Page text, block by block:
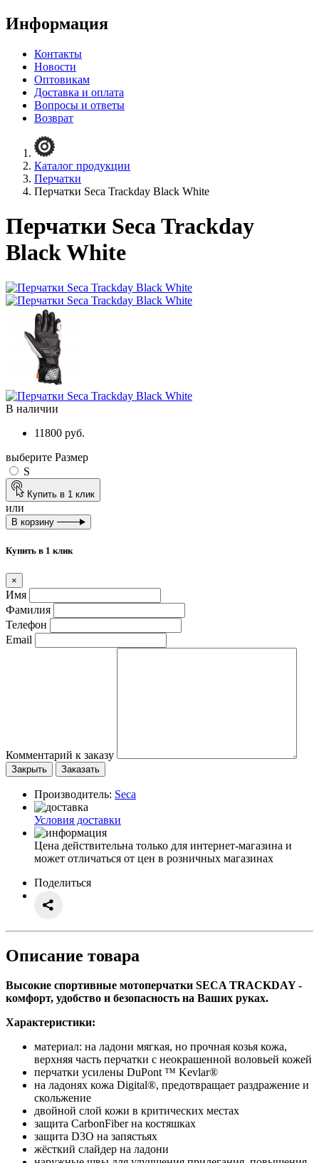
Информация
Контакты
Новости
Оптовикам
Доставка и оплата
Вопросы и ответы
Возврат
Каталог продукции
Перчатки
Перчатки Seca Trackday Black White
Перчатки Seca Trackday
Black White
В наличии
11800 руб.
выберите Размер
S
Купить в 1 клик
или
В корзину
Купить в 1 клик
×
Имя
Фамилия
Телефон
Email
Комментарий к заказу
Закрыть Заказать
Производитель: Seca
Условия доставки
Цена действительна только для интернет-магазина и
может отличаться от цен в розничных магазинах
Поделиться
Описание товара
Высокие спортивные мотоперчатки SECA TRACKDAY -
комфорт, удобство и безопасность на Ваших руках.
Характеристики:
материал: на ладони мягкая, но прочная козья кожа,
верхняя часть перчатки с неокрашенной воловьей кожей
перчатки усилены DuPont ™ Kevlar®
на ладонях кожа Digital®, предотвращает раздражение и
скольжение
двойной слой кожи в критических местах
защита CarbonFiber на костяшках
защита D3O на запястьях
жёсткий слайдер на ладони